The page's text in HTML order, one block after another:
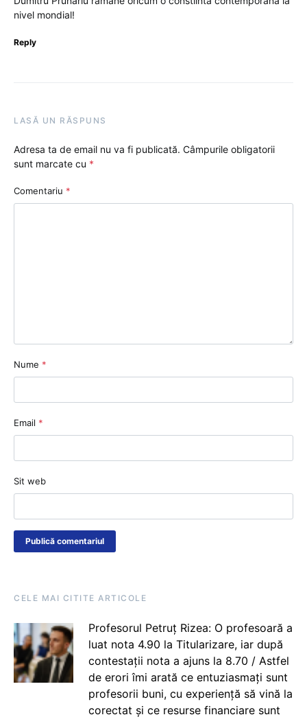
nivel mondial!
Reply
LASĂ UN RĂSPUNS
Adresa ta de email nu va fi publicată. Câmpurile obligatorii
sunt marcate cu *
Comentariu *
Nume *
Email *
Sit web
CELE MAI CITITE ARTICOLE
Profesorul Petruț Rizea: O profesoară a
luat nota 4.90 la Titularizare, iar după
contestații nota a ajuns la 8.70 / Astfel
de erori îmi arată ce entuziasmați sunt
profesorii buni, cu experiență să vină la
corectat și ce resurse financiare sunt